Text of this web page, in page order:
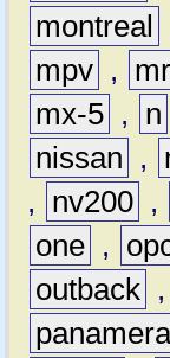
montreal
mpv ,
mx-5 , n
nissan
,
,
nv200 ,
one ,
outback ,